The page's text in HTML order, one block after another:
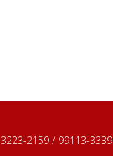
2159 / 99113-3339